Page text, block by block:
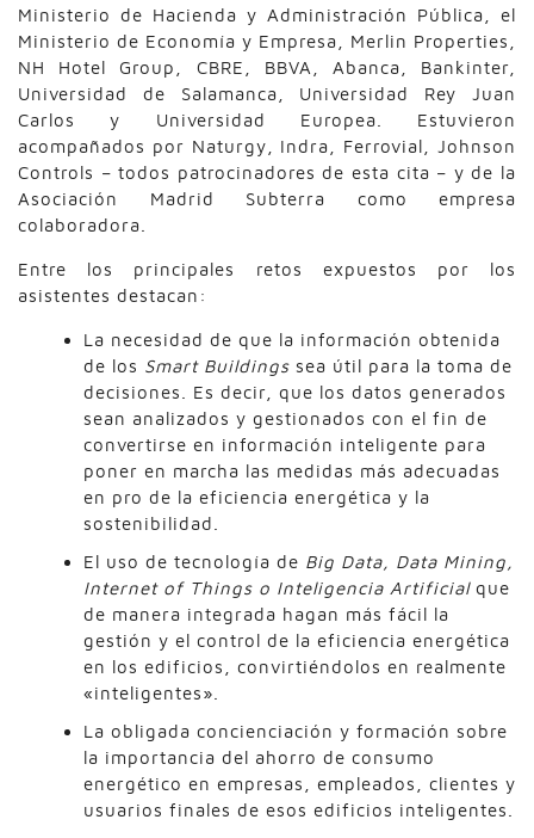
Ministerio de Hacienda y Administración Pública, el
Ministerio de Economía y Empresa, Merlin Properties,
NH Hotel Group, CBRE, BBVA, Abanca, Bankinter,
Universidad de Salamanca, Universidad Rey Juan
Carlos y Universidad Europea. Estuvieron
acompañados por Naturgy, Indra, Ferrovial, Johnson
Controls – todos patrocinadores de esta cita – y de la
Asociación Madrid Subterra como empresa
colaboradora.
Entre los principales retos expuestos por los
asistentes destacan:
La necesidad de que la información obtenida
de los Smart Buildings sea útil para la toma de
decisiones. Es decir, que los datos generados
sean analizados y gestionados con el fin de
convertirse en información inteligente para
poner en marcha las medidas más adecuadas
en pro de la eficiencia energética y la
sostenibilidad.
El uso de tecnología de Big Data, Data Mining,
Internet of Things o Inteligencia Artificial que
de manera integrada hagan más fácil la
gestión y el control de la eficiencia energética
en los edificios, convirtiéndolos en realmente
«inteligentes».
La obligada concienciación y formación sobre
la importancia del ahorro de consumo
energético en empresas, empleados, clientes y
usuarios finales de esos edificios inteligentes.